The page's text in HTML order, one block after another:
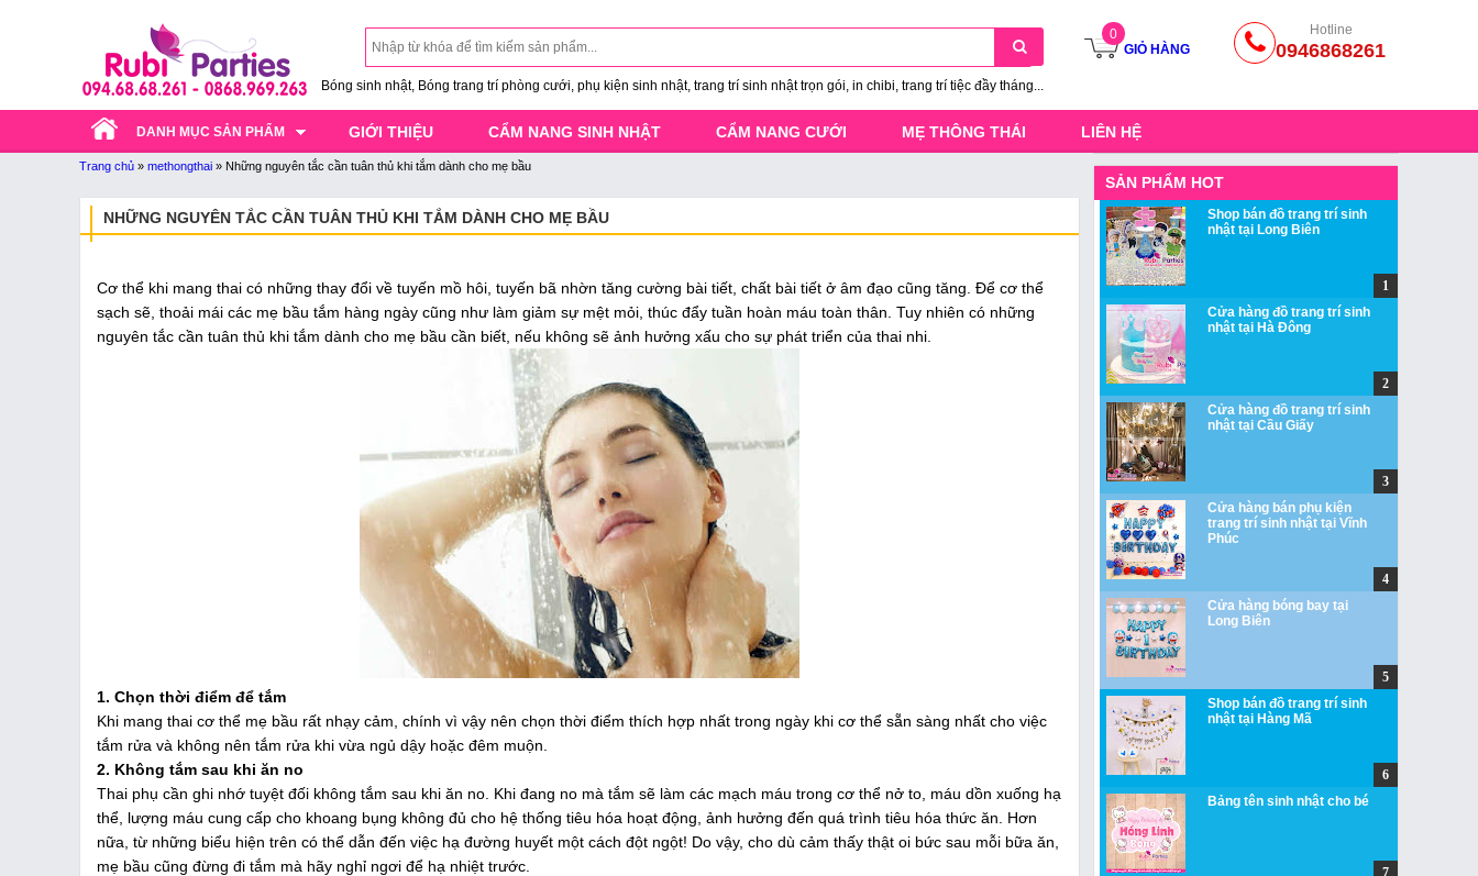
Bóng sinh nhật, Bóng trang trí phòng cưới, phụ kiện sinh nhật, trang trí sinh nhật trọn gói, in chibi, trang trí tiệc đầy tháng...
0
GIỎ HÀNG
Hotline
0946868261
DANH MỤC SẢN PHẨM GIỚI THIỆU CẨM NANG SINH NHẬT CẨM NANG CƯỚI MẸ THÔNG THÁI LIÊN HỆ
Trang chủ » methongthai » Những nguyên tắc cần tuân thủ khi tắm dành cho mẹ bầu
NHỮNG NGUYÊN TẮC CẦN TUÂN THỦ KHI TẮM DÀNH CHO MẸ BẦU
Cơ thể khi mang thai có những thay đổi về tuyến mồ hôi, tuyến bã nhờn tăng cường bài tiết, chất bài tiết ở âm đạo cũng tăng. Để cơ thể
sạch sẽ, thoải mái các mẹ bầu tắm hàng ngày cũng như làm giảm sự mệt mỏi, thúc đẩy tuần hoàn máu toàn thân. Tuy nhiên có những
nguyên tắc cần tuân thủ khi tắm dành cho mẹ bầu cần biết, nếu không sẽ ảnh hưởng xấu cho sự phát triển của thai nhi.
1. Chọn thời điểm để tắm
Khi mang thai cơ thể mẹ bầu rất nhạy cảm, chính vì vậy nên chọn thời điểm thích hợp nhất trong ngày khi cơ thể sẵn sàng nhất cho việc
tắm rửa và không nên tắm rửa khi vừa ngủ dậy hoặc đêm muộn.
2. Không tắm sau khi ăn no
Thai phụ cần ghi nhớ tuyệt đối không tắm sau khi ăn no. Khi đang no mà tắm sẽ làm các mạch máu trong cơ thể nở to, máu dồn xuống hạ
thể, lượng máu cung cấp cho khoang bụng không đủ cho hệ thống tiêu hóa hoạt động, ảnh hưởng đến quá trình tiêu hóa thức ăn. Hơn
nữa, từ những biểu hiện trên có thể dẫn đến việc hạ đường huyết một cách đột ngột! Do vậy, cho dù cảm thấy thật oi bức sau mỗi bữa ăn,
mẹ bầu cũng đừng đi tắm mà hãy nghỉ ngơi để hạ nhiệt trước.
SẢN PHẨM HOT
Shop bán đồ trang trí sinh
nhật tại Long Biên
Cửa hàng đồ trang trí sinh
nhật tại Hà Đông
Cửa hàng đồ trang trí sinh
nhật tại Cầu Giấy
Cửa hàng bán phụ kiện
trang trí sinh nhật tại Vĩnh
Phúc
Cửa hàng bóng bay tại
Long Biên
Shop bán đồ trang trí sinh
nhật tại Hàng Mã
Bảng tên sinh nhật cho bé